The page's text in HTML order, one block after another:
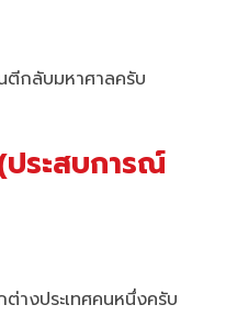
ตีกลับมหาศาลครับ
ระสบการณ์
างประเทศคนหนึ่งครับ